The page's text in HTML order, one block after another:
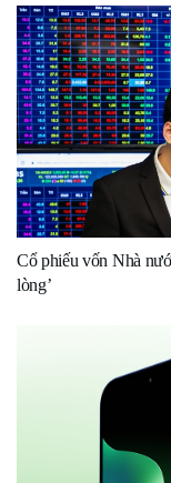
Cổ phiếu vốn Nhà
lòng’